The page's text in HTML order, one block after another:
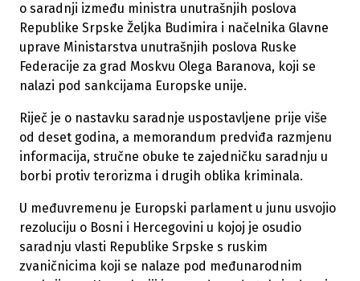
o saradnji između ministra unutrašnjih poslova
Republike Srpske Željka Budimira i načelnika Glavne
uprave Ministarstva unutrašnjih poslova Ruske
Federacije za grad Moskvu Olega Baranova, koji se
nalazi pod sankcijama Europske unije.
Riječ je o nastavku saradnje uspostavljene prije više
od deset godina, a memorandum predviđa razmjenu
informacija, stručne obuke te zajedničku saradnju u
borbi protiv terorizma i drugih oblika kriminala.
U međuvremenu je Europski parlament u junu usvojio
rezoluciju o Bosni i Hercegovini u kojoj je osudio
saradnju vlasti Republike Srpske s ruskim
zvaničnicima koji se nalaze pod međunarodnim